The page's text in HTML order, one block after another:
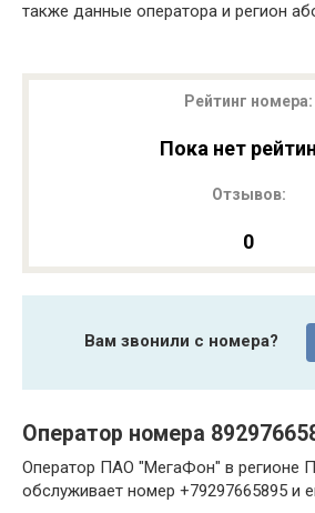
также данные оператора и регион
Рейтинг номера:
Пока нет
Отзывов:
0
Вам звонили с номера?
Оператор номера
Оператор ПАО "МегаФон" в регионе
обслуживает номер +79297665895 и